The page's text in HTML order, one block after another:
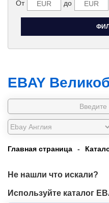
От до
EBAY
Главная страница -
Не нашли что искали?
Используйте каталог